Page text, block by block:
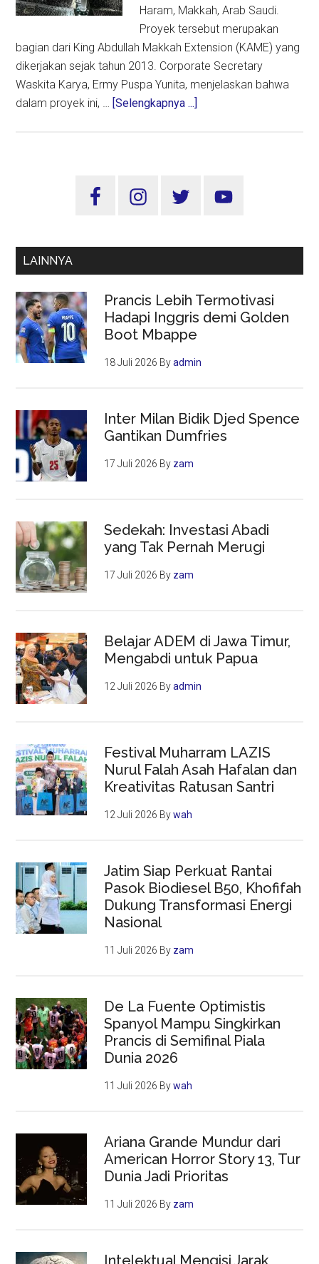
Haram, Makkah, Arab Saudi.
Proyek tersebut merupakan
bagian dari King Abdullah Makkah Extension (KAME) yang
dikerjakan sejak tahun 2013. Corporate Secretary
Waskita Karya, Ermy Puspa Yunita, menjelaskan bahwa
dalam proyek ini, … [Selengkapnya ...]
Renovasi
Sidebar
LAINNYA
Prancis Lebih Termotivasi
Hadapi Inggris demi Golden
Boot Mbappe
18 Juli 2026 Byadmin
Inter Milan Bidik Djed Spence
Gantikan Dumfries
17 Juli 2026 By zam
Sedekah: Investasi Abadi
yang Tak Pernah Merugi
17 Juli 2026 By zam
Belajar ADEM di Jawa Timur,
Mengabdi untuk Papua
12 Juli 2026 Byadmin
Festival Muharram LAZIS
Nurul Falah Asah Hafalan dan
Kreativitas Ratusan Santri
12 Juli 2026 Bywah
Jatim Siap Perkuat Rantai
Pasok Biodiesel B50, Khofifah
Dukung Transformasi Energi
Nasional
11 Juli 2026 By zam
De La Fuente Optimistis
Spanyol Mampu Singkirkan
Prancis di Semifinal Piala
Dunia 2026
11 Juli 2026 Bywah
Ariana Grande Mundur dari
American Horror Story 13, Tur
Dunia Jadi Prioritas
11 Juli 2026 By zam
Intelektual Mengisi Jarak